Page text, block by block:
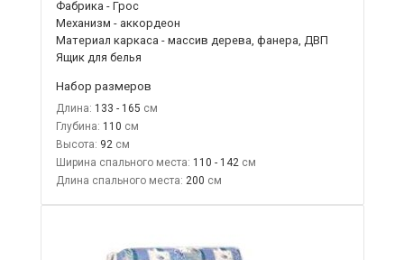
Фабрика - Грос
Механизм - аккордеон
Материал каркаса - массив дерева, фанера, ДВП
Ящик для белья
Набор размеров
Длина: 133 - 165
Глубина: 110
Высота: 92
Ширина спального места: 110 - 142
Длина спального места: 200